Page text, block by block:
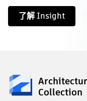
了解 Insight
Collection